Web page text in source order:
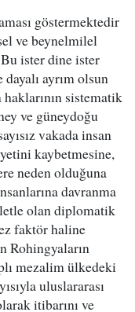
göstermektedir
ve beynelmilel
ister dine ister
ayrım olsun
haklarının sistematik
ve güneydoğu
vakada insan
kaybetmesine,
neden olduğuna
davranma
olan diplomatik
faktör haline
Rohingyaların
mezalim ülkedeki
uluslararası
itibarını ve